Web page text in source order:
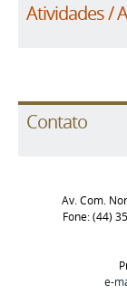
Atividades /
Contato
Av. Com.
Fone: (44)
e-